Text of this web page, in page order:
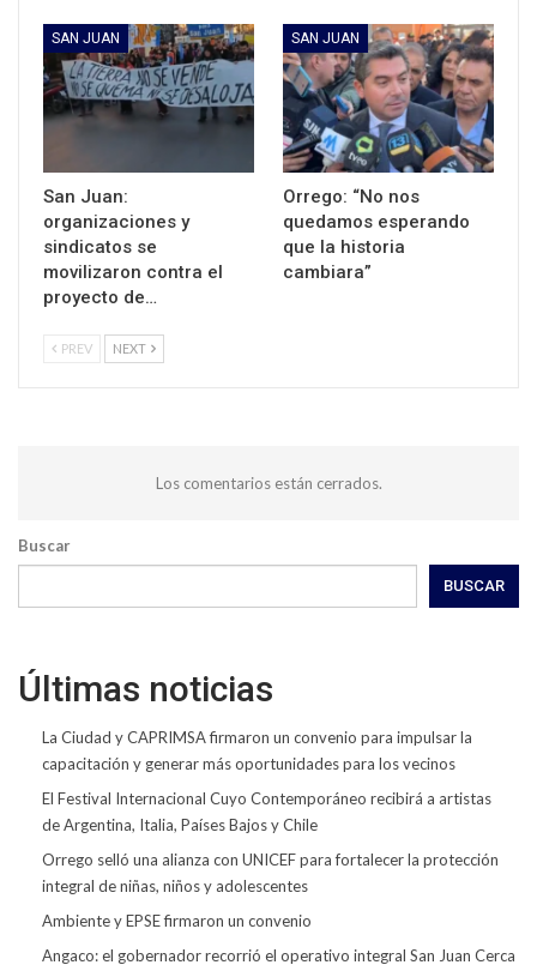
SAN JUAN
San Juan:
organizaciones y
sindicatos se
movilizaron contra el
proyecto de…
SAN JUAN
Orrego: “No nos
quedamos esperando
que la historia
cambiara”
PREV NEXT
Los comentarios están cerrados.
Buscar
BUSCAR
Últimas noticias
La Ciudad y CAPRIMSA firmaron un convenio para impulsar la
capacitación y generar más oportunidades para los vecinos
El Festival Internacional Cuyo Contemporáneo recibirá a artistas
de Argentina, Italia, Países Bajos y Chile
Orrego selló una alianza con UNICEF para fortalecer la protección
integral de niñas, niños y adolescentes
Ambiente y EPSE firmaron un convenio
Angaco: el gobernador recorrió el operativo integral San Juan Cerca